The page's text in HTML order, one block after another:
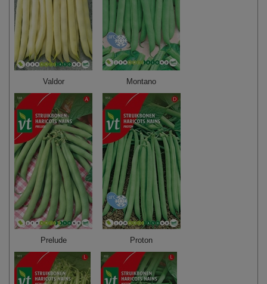
Valdor Montano
Prelude Proton